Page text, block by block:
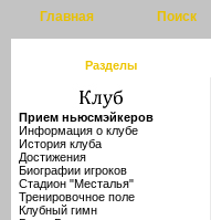
Главная Поиск
Разделы
Прием ньюсмэйкеров
Информация о клубе
История клуба
Достижения
Биографии игроков
Стадион "Месталья"
Тренировочное поле
Клубный гимн